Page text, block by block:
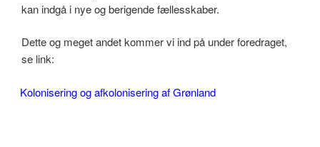
kan indgå i nye og berigende fællesskaber.
Dette og meget andet kommer vi ind på under foredraget,
se link:
Kolonisering og afkolonisering af Grønland